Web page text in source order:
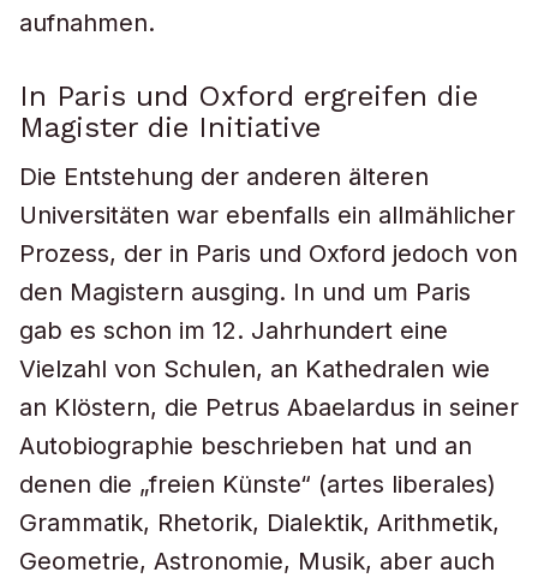
aufnahmen.
In Paris und Oxford ergreifen die
Magister die Initiative
Die Entstehung der anderen älteren
Universitäten war ebenfalls ein allmählicher
Prozess, der in Paris und Oxford jedoch von
den Magistern ausging. In und um Paris
gab es schon im 12. Jahrhundert eine
Vielzahl von Schulen, an Kathedralen wie
an Klöstern, die Petrus Abaelardus in seiner
Autobiographie beschrieben hat und an
denen die „freien Künste“ (artes liberales)
Grammatik, Rhetorik, Dialektik, Arithmetik,
Geometrie, Astronomie, Musik, aber auch